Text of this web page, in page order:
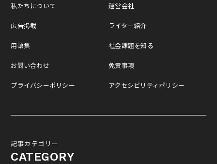
私たちについて
広告掲載
用語集
お問い合わせ
プライバシーポリシー
運営会社
ライター紹介
社会課題を知る
免責事項
アクセシビリティポリシー
記事カテゴリー
CATEGORY